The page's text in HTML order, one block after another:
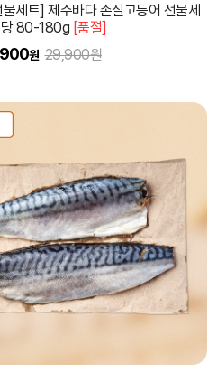
세트] 제주바다 손질고등어 선물세
당 80-180g [품절]
원 29,900원